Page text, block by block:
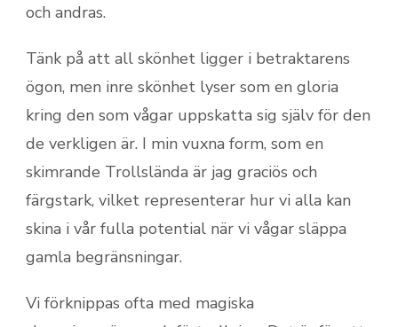
och andras.
Tänk på att all skönhet ligger i betraktarens
ögon, men inre skönhet lyser som en gloria
kring den som vågar uppskatta sig själv för den
de verkligen är. I min vuxna form, som en
skimrande Trollslända är jag graciös och
färgstark, vilket representerar hur vi alla kan
skina i vår fulla potential när vi vågar släppa
gamla begränsningar.
Vi förknippas ofta med magiska